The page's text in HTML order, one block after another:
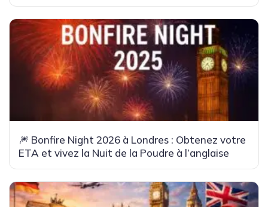
🎆 Bonfire Night 2026 à Londres : Obtenez votre
ETA et vivez la Nuit de la Poudre à l’anglaise